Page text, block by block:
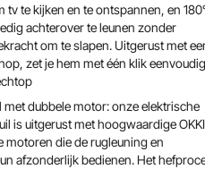
tv te kijken en te ontspannen, en
achterover te leunen zonder
om te slapen. Uitgerust met
zet je hem met één klik eenvoudig
met dubbele motor: onze elektrische
is uitgerust met hoogwaardige
motoren die de rugleuning en
afzonderlijk bedienen. Het